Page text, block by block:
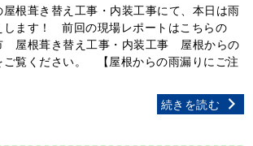
根葺き替え工事・内装工事にて、本日は雨
します！ 前回の現場レポートはこちらの
屋根葺き替え工事・内装工事 屋根からの
ご覧ください。 【屋根からの雨漏りにご注
続きを読む